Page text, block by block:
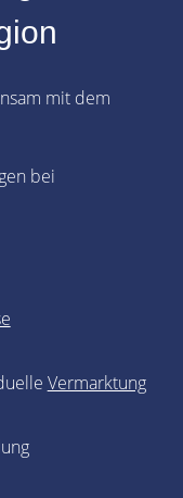
mit dem
bei
Vermarktung